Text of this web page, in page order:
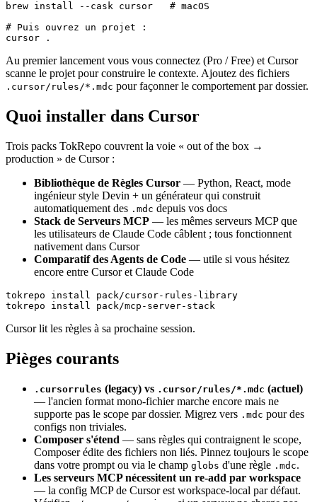
brew install --cask cursor   # macOS
# Puis ouvrez un projet :
Au premier lancement vous vous connectez (Pro / Free) et Cursor
scanne le projet pour construire le contexte. Ajoutez des fichiers
.cursor/rules/*.mdc pour façonner le comportement par dossier.
Quoi installer dans Cursor
Trois packs TokRepo couvrent la voie « out of the box →
production » de Cursor :
Bibliothèque de Règles Cursor — Python, React, mode
ingénieur style Devin + un générateur qui construit
automatiquement des .mdc depuis vos docs
Stack de Serveurs MCP — les mêmes serveurs MCP que
les utilisateurs de Claude Code câblent ; tous fonctionnent
nativement dans Cursor
Comparatif des Agents de Code — utile si vous hésitez
encore entre Cursor et Claude Code
tokrepo install pack/cursor-rules-library
Cursor lit les règles à sa prochaine session.
Pièges courants
.cursorrules (legacy) vs .cursor/rules/*.mdc (actuel)
— l'ancien format mono-fichier marche encore mais ne
supporte pas le scope par dossier. Migrez vers .mdc pour des
configs non triviales.
Composer s'étend — sans règles qui contraignent le scope,
Composer édite des fichiers non liés. Pinnez toujours le scope
dans votre prompt ou via le champ globs d'une règle .mdc.
Les serveurs MCP nécessitent un re-add par workspace
— la config MCP de Cursor est workspace-local par défaut.